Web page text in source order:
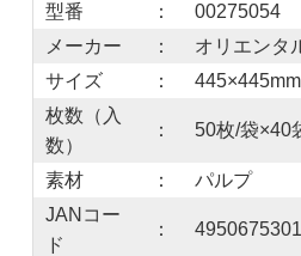
型番 ：
00275054
メーカー
：
オリエンタ
サイズ
：
445×445mm
枚数（入
数）
： 50枚/袋×40
素材 ：
パルプ
JANコー
ド
：